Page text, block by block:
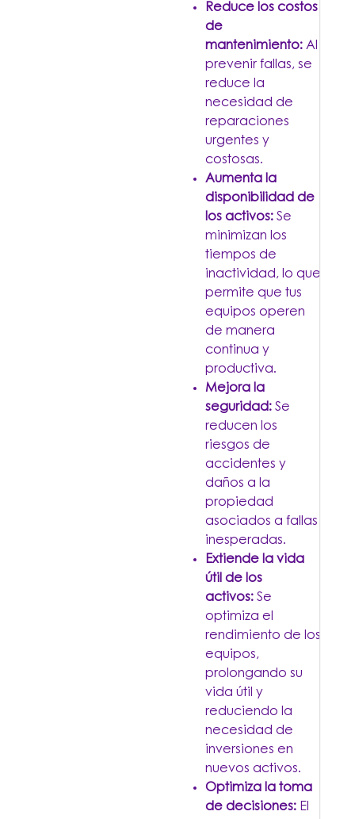
Reduce los costos
de
mantenimiento: Al
prevenir fallas, se
reduce la
necesidad de
reparaciones
urgentes y
costosas.
Aumenta la
disponibilidad de
los activos: Se
minimizan los
tiempos de
inactividad, lo que
permite que tus
equipos operen
de manera
continua y
productiva.
Mejora la
seguridad: Se
reducen los
riesgos de
accidentes y
daños a la
propiedad
asociados a fallas
inesperadas.
Extiende la vida
útil de los
activos: Se
optimiza el
rendimiento de los
equipos,
prolongando su
vida útil y
reduciendo la
necesidad de
inversiones en
nuevos activos.
Optimiza la toma
de decisiones: El